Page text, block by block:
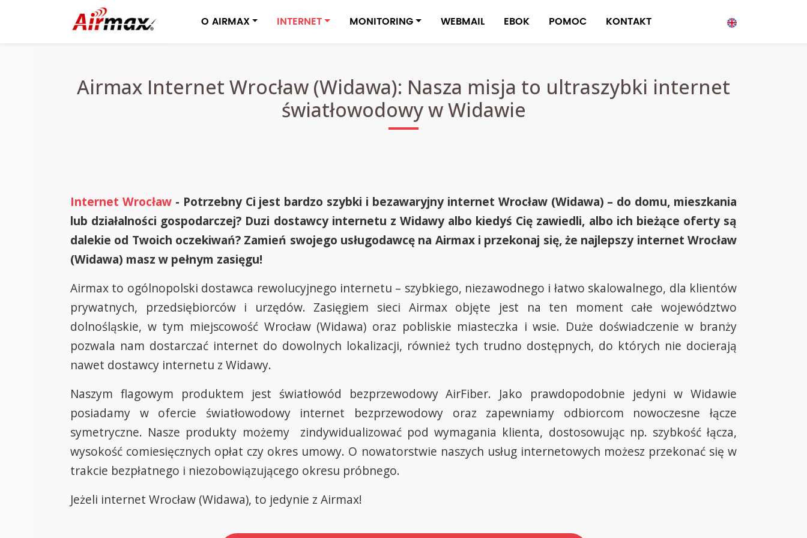
O AIRMAX INTERNET MONITORING WEBMAIL EBOK POMOC KONTAKT
Airmax Internet Wrocław (Widawa): Nasza misja to ultraszybki internet
światłowodowy w Widawie
Internet Wrocław- Potrzebny Ci jest bardzo szybki i bezawaryjny internet Wrocław (Widawa) – do domu, mieszkania
lub działalności gospodarczej? Duzi dostawcy internetu z Widawy albo kiedyś Cię zawiedli, albo ich bieżące oferty są
dalekie od Twoich oczekiwań? Zamień swojego usługodawcę na Airmax i przekonaj się, że najlepszy internet Wrocław
(Widawa) masz w pełnym zasięgu!
Airmax to ogólnopolski dostawca rewolucyjnego internetu – szybkiego, niezawodnego i łatwo skalowalnego, dla klientów
prywatnych, przedsiębiorców i urzędów. Zasięgiem sieci Airmax objęte jest na ten moment całe województwo
dolnośląskie, w tym miejscowość Wrocław (Widawa) oraz pobliskie miasteczka i wsie. Duże doświadczenie w branży
pozwala nam dostarczać internet do dowolnych lokalizacji, również tych trudno dostępnych, do których nie docierają
nawet dostawcy internetu z Widawy.
Naszym flagowym produktem jest światłowód bezprzewodowy AirFiber. Jako prawdopodobnie jedyni w Widawie
posiadamy w ofercie światłowodowy internet bezprzewodowy oraz zapewniamy odbiorcom nowoczesne łącze
symetryczne. Nasze produkty możemy zindywidualizować pod wymagania klienta, dostosowując np. szybkość łącza,
wysokość comiesięcznych opłat czy okres umowy. O nowatorstwie naszych usług internetowych możesz przekonać się w
trakcie bezpłatnego i niezobowiązującego okresu próbnego.
Jeżeli internet Wrocław (Widawa), to jedynie z Airmax!